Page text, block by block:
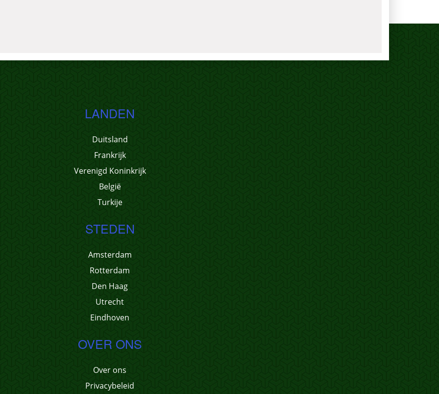
LANDEN
Duitsland
Frankrijk
Verenigd Koninkrijk
België
Turkije
STEDEN
Amsterdam
Rotterdam
Den Haag
Utrecht
Eindhoven
OVER ONS
Over ons
Privacybeleid